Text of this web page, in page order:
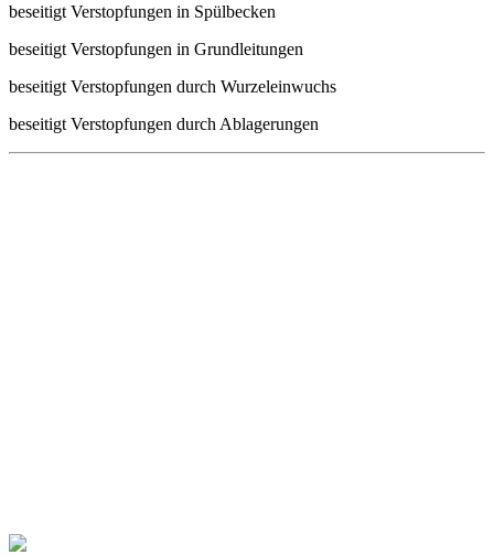
beseitigt Verstopfungen in Spülbecken
beseitigt Verstopfungen in Grundleitungen
beseitigt Verstopfungen durch Wurzeleinwuchs
beseitigt Verstopfungen durch Ablagerungen